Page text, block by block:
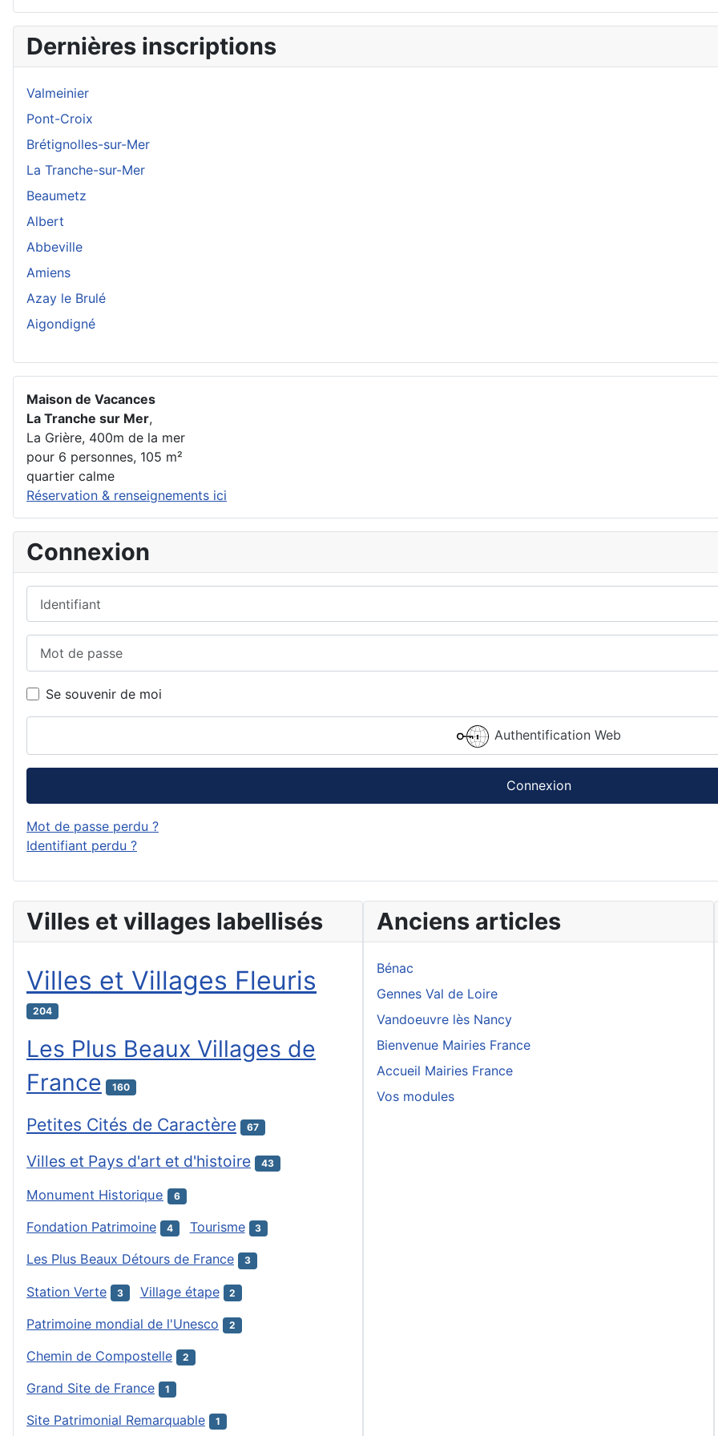
Dernières inscriptions
Valmeinier
Pont-Croix
Brétignolles-sur-Mer
La Tranche-sur-Mer
Beaumetz
Albert
Abbeville
Amiens
Azay le Brulé
Aigondigné
Maison de Vacances
La Tranche sur Mer,
La Grière, 400m de la mer
pour 6 personnes, 105 m²
quartier calme
Réservation & renseignements ici
Connexion
Se souvenir de moi
Authentification Web
Connexion
Mot de passe perdu ?
Identifiant perdu ?
Villes et villages labellisés
Villes et Villages Fleuris
204
Les Plus Beaux Villages de
France
160
Petites Cités de Caractère 67
Villes et Pays d'art et d'histoire 43
Monument Historique 6
Fondation Patrimoine 4 Tourisme 3
Les Plus Beaux Détours de France 3
Station Verte 3 Village étape 2
Patrimoine mondial de l'Unesco 2
Chemin de Compostelle 2
Grand Site de France 1
Site Patrimonial Remarquable 1
Anciens articles
Bénac
Gennes Val de Loire
Vandoeuvre lès Nancy
Bienvenue Mairies France
Accueil Mairies France
Vos modules